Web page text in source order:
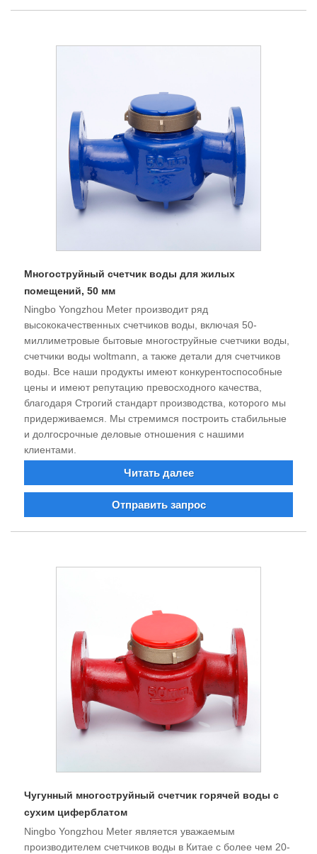
Многоструйный счетчик воды для жилых
помещений, 50 мм
Ningbo Yongzhou Meter производит ряд
высококачественных счетчиков воды, включая 50-
миллиметровые бытовые многоструйные счетчики воды,
счетчики воды woltmann, а также детали для счетчиков
воды. Все наши продукты имеют конкурентоспособные
цены и имеют репутацию превосходного качества,
благодаря Строгий стандарт производства, которого мы
придерживаемся. Мы стремимся построить стабильные
и долгосрочные деловые отношения с нашими
клиентами.
Читать далее
Отправить запрос
Чугунный многоструйный счетчик горячей воды с
сухим циферблатом
Ningbo Yongzhou Meter является уважаемым
производителем счетчиков воды в Китае с более чем 20-